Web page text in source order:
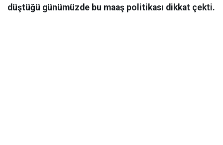
düştüğü günümüzde bu maaş politikası dikkat çekti.